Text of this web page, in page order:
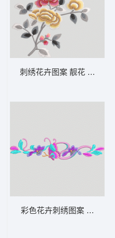
刺绣花卉图案 靓花 旗袍
彩色花卉刺绣图案 汉服